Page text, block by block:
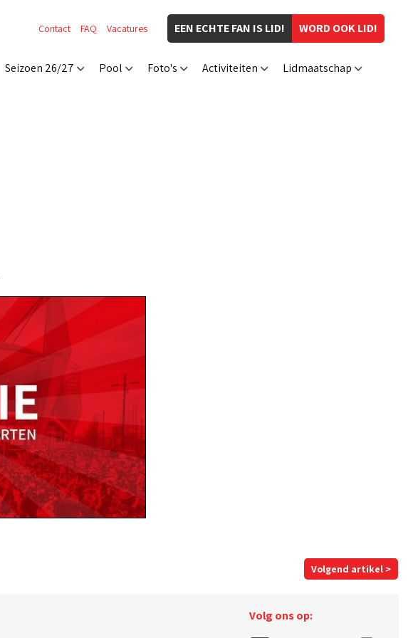
WORD OOK LID!
EEN ECHTE FAN IS LID!
Contact FAQ Vacatures
Seizoen 26/27 Pool Foto's Activiteiten Lidmaatschap
Volgend artikel >
Volg ons op: